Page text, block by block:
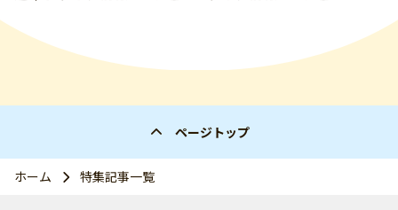
ページトップ
ホーム 特集記事一覧